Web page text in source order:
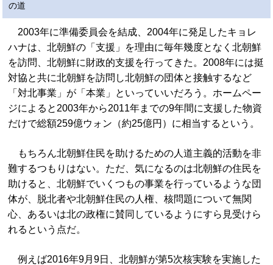
の道
2003年に準備委員会を結成、2004年に発足したキョレ
ハナは、北朝鮮の「支援」を理由に毎年幾度となく北朝鮮
を訪問、北朝鮮に財政的支援を行ってきた。2008年には挺
対協と共に北朝鮮を訪問し北朝鮮の団体と接触するなど
「対北事業」が「本業」といっていいだろう。ホームペー
ジによると2003年から2011年までの9年間に支援した物資
だけで総額259億ウォン（約25億円）に相当するという。
もちろん北朝鮮住民を助けるための人道主義的活動を非
難するつもりはない。ただ、気になるのは北朝鮮の住民を
助けると、北朝鮮でいくつもの事業を行っているような団
体が、脱北者や北朝鮮住民の人権、核問題について無関
心、あるいは北の政権に賛同しているようにすら見受けら
れるという点だ。
例えば2016年9月9日、北朝鮮が第5次核実験を実施した